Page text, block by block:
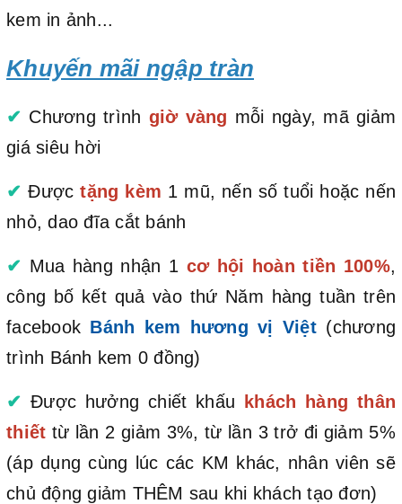
kem in ảnh...
Khuyến mãi ngập tràn
✔ Chương trình giờ vàng mỗi ngày, mã giảm
giá siêu hời
✔ Được tặng kèm 1 mũ, nến số tuổi hoặc nến
nhỏ, dao đĩa cắt bánh
✔ Mua hàng nhận 1 cơ hội hoàn tiền 100%,
công bố kết quả vào thứ Năm hàng tuần trên
facebook Bánh kem hương vị Việt(chương
trình Bánh kem 0 đồng)
✔ Được hưởng chiết khấu khách hàng thân
thiết từ lần 2 giảm 3%, từ lần 3 trở đi giảm 5%
(áp dụng cùng lúc các KM khác, nhân viên sẽ
chủ động giảm THÊM sau khi khách tạo đơn)